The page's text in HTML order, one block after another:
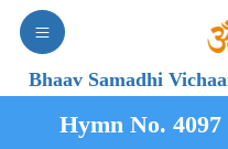
Bhaav Samadhi
Hymn No. 4097